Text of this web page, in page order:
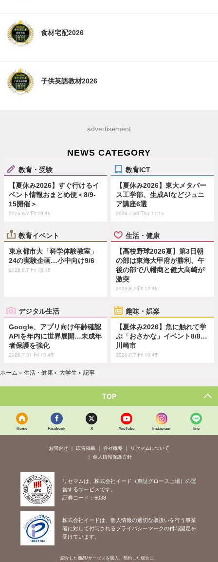
食材宅配2026
子供英語教材2026
advertisement
NEWS CATEGORY
教育・受験
【夏休み2026】すぐ行けるイ
ベント情報おまとめ便＜8/9-
15開催＞
2026.8.7 Fri 19:45
教育ICT
【夏休み2026】東大メタバー
ス工学部、生成AIなどジュニ
ア講座6選
2026.7.30 Thu 11:15
教育イベント
東京都市大「科学体験教室」
24の実験企画…小中向け9/6
2026.8.7 Fri 18:15
生活・健康
【高校野球2026夏】第3日朝
の部は東海大甲府が勝利、午
後の部で八幡商と健大高崎が
激突
2026.8.7 Fri 12:45
デジタル生活
Google、アプリ向け年齢確認
APIを年内に世界展開…未成年
者保護を強化
2026.7.31 Fri 13:45
趣味・娯楽
【夏休み2026】魚に触れて学
ぶ「おさかな」イベント8/8…
川崎市
2026.8.7 Fri 10:45
ホーム › 生活・健康 › 大学生 › 記事
TOP
Home Facebook X YouTube Instagram line
お問合せ 広告掲載 会社概要
リセマムについて
個人情報保護方針
リセマムは、株式会社イード（東証グロース上場）の運
営するサービスです。
証券コード：6038
株式会社イードは、個人情報の適切な取扱いを行う事業
者に対して付与されるプライバシーマークの付与認定を
受けています。
紹介した商品/サービスを購入、契約した場合に、